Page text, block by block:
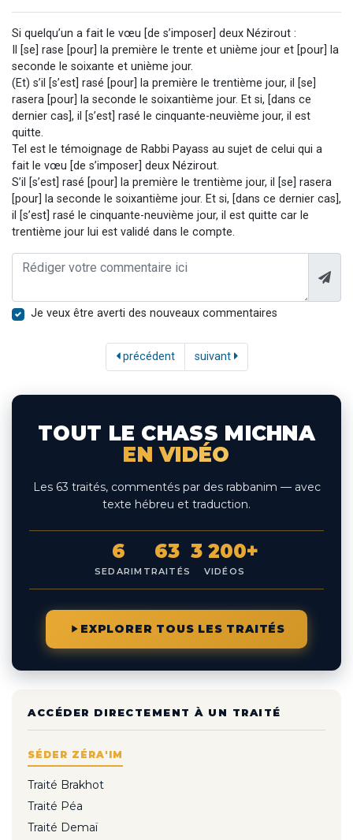
Si quelqu’un a fait le vœu [de s’imposer] deux Nézirout :
Il [se] rase [pour] la première le trente et unième jour et [pour] la
seconde le soixante et unième jour.
(Et) s’il [s’est] rasé [pour] la première le trentième jour, il [se]
rasera [pour] la seconde le soixantième jour. Et si, [dans ce
dernier cas], il [s’est] rasé le cinquante-neuvième jour, il est
quitte.
Tel est le témoignage de Rabbi Payass au sujet de celui qui a
fait le vœu [de s’imposer] deux Nézirout.
S’il [s’est] rasé [pour] la première le trentième jour, il [se] rasera
[pour] la seconde le soixantième jour. Et si, [dans ce dernier cas],
il [s’est] rasé le cinquante-neuvième jour, il est quitte car le
trentième jour lui est validé dans le compte.
Je veux être averti des nouveaux commentaires
précédent suivant
TOUT LE CHASS MICHNA
EN VIDÉO
Les 63 traités, commentés par des rabbanim — avec
texte hébreu et traduction.
6
SEDARIM
63
TRAITÉS
3 200+
VIDÉOS
EXPLORER TOUS LES TRAITÉS
ACCÉDER DIRECTEMENT À UN TRAITÉ
SÉDER ZÉRA'IM
Traité Brakhot
Traité Péa
Traité Demaï